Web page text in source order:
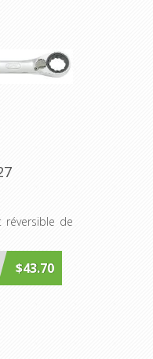
réversible de
$43.70